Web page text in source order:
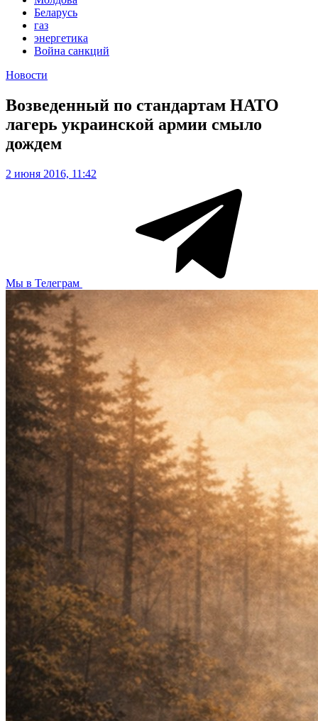
Беларусь
газ
энергетика
Война санкций
Новости
Возведенный по стандартам НАТО
лагерь украинской армии смыло
дождем
2 июня 2016, 11:42
Мы в Телеграм